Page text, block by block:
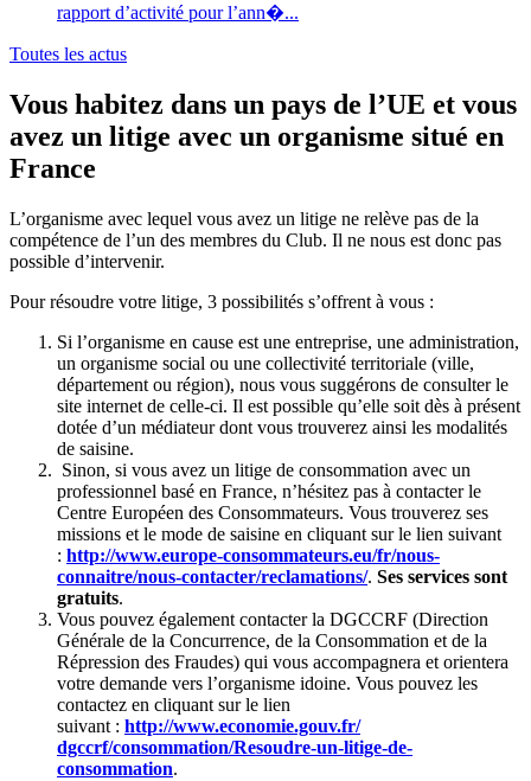
rapport d’activité pour l’ann�...
Toutes les actus
Vous habitez dans un pays de l’UE et vous
avez un litige avec un organisme situé en
France
L’organisme avec lequel vous avez un litige ne relève pas de la
compétence de l’un des membres du Club. Il ne nous est donc pas
possible d’intervenir.
Pour résoudre votre litige, 3 possibilités s’offrent à vous :
Si l’organisme en cause est une entreprise, une administration,
un organisme social ou une collectivité territoriale (ville,
département ou région), nous vous suggérons de consulter le
site internet de celle-ci. Il est possible qu’elle soit dès à présent
dotée d’un médiateur dont vous trouverez ainsi les modalités
de saisine.
Sinon, si vous avez un litige de consommation avec un
professionnel basé en France, n’hésitez pas à contacter le
Centre Européen des Consommateurs. Vous trouverez ses
missions et le mode de saisine en cliquant sur le lien suivant
: http://www.europe-consommateurs.eu/fr/nous-
connaitre/nous-contacter/reclamations/. Ses services sont
gratuits.
Vous pouvez également contacter la DGCCRF (Direction
Générale de la Concurrence, de la Consommation et de la
Répression des Fraudes) qui vous accompagnera et orientera
votre demande vers l’organisme idoine. Vous pouvez les
contactez en cliquant sur le lien
suivant : http://www.economie.gouv.fr/
dgccrf/consommation/Resoudre-un-litige-de-
consommation.